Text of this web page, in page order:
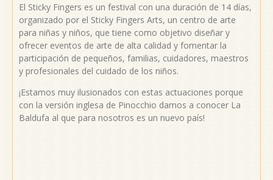
El Sticky Fingers es un festival con una duración de 14 días,
organizado por el Sticky Fingers Arts, un centro de arte
para niñas y niños, que tiene como objetivo diseñar y
ofrecer eventos de arte de alta calidad y fomentar la
participación de pequeños, familias, cuidadores, maestros
y profesionales del cuidado de los niños.
¡Estamos muy ilusionados con estas actuaciones porque
con la versión inglesa de Pinocchio damos a conocer La
Baldufa al que para nosotros es un nuevo país!